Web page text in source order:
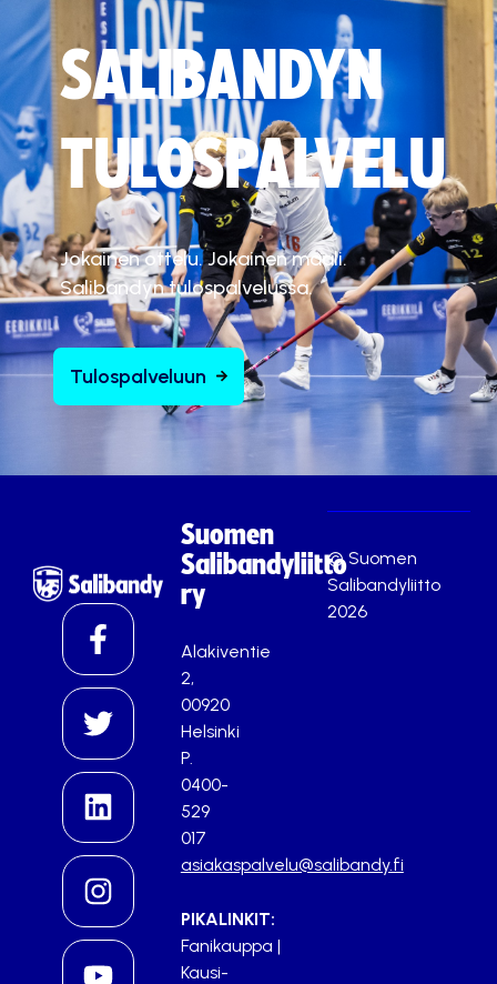
SALIBANDYN
TULOSPALVELU
Jokainen ottelu. Jokainen maali.
Salibandyn tulospalvelussa.
Tulospalveluun
Suomen
Salibandyliitto
ry
Alakiventie
2,
00920
Helsinki
P.
0400-
529
017
asiakaspalvelu@salibandy.fi
PIKALINKIT:
Fanikauppa |
Kausi-
© Suomen
Salibandyliitto
2026